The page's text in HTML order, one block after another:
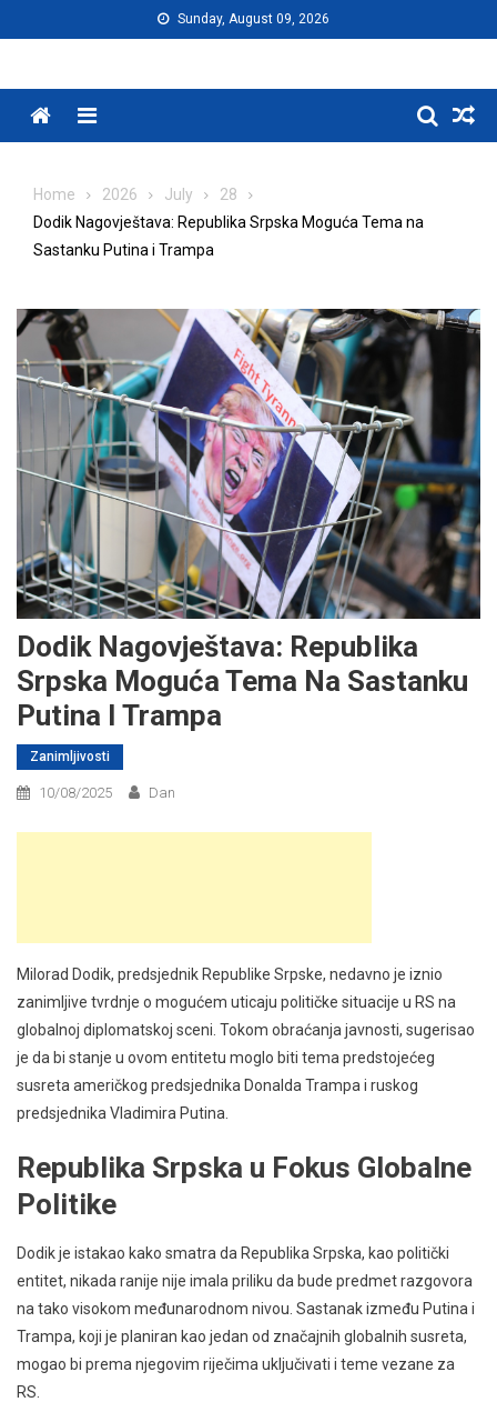
to
Sunday, August 09, 2026
Menu
Home 2026 July
28
Dodik Nagovještava: Republika Srpska Moguća Tema na
Sastanku Putina i Trampa
Dodik Nagovještava: Republika
Srpska Moguća Tema Na Sastanku
Putina I Trampa
Zanimljivosti
10/08/2025 Dan
Milorad Dodik, predsjednik Republike Srpske, nedavno je iznio
zanimljive tvrdnje o mogućem uticaju političke situacije u RS na
globalnoj diplomatskoj sceni. Tokom obraćanja javnosti, sugerisao
je da bi stanje u ovom entitetu moglo biti tema predstojećeg
susreta američkog predsjednika Donalda Trampa i ruskog
predsjednika Vladimira Putina.
Republika Srpska u Fokus Globalne
Politike
Dodik je istakao kako smatra da Republika Srpska, kao politički
entitet, nikada ranije nije imala priliku da bude predmet razgovora
na tako visokom međunarodnom nivou. Sastanak između Putina i
Trampa, koji je planiran kao jedan od značajnih globalnih susreta,
mogao bi prema njegovim riječima uključivati i teme vezane za
RS.